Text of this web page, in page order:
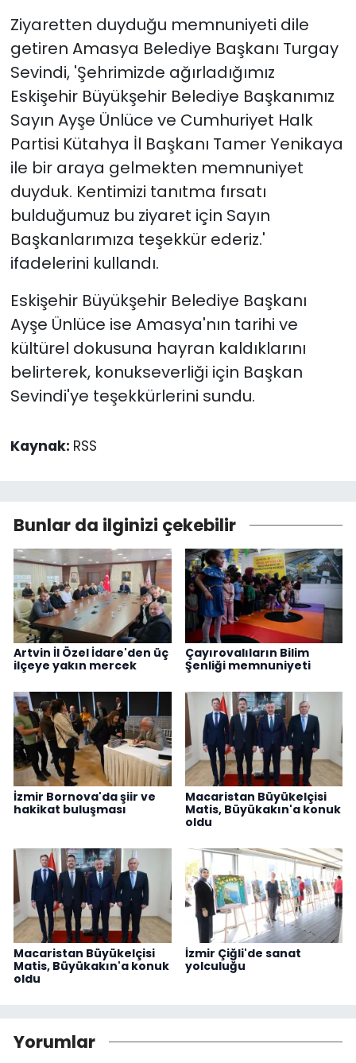
Ziyaretten duyduğu memnuniyeti dile
getiren Amasya Belediye Başkanı Turgay
Sevindi, 'Şehrimizde ağırladığımız
Eskişehir Büyükşehir Belediye Başkanımız
Sayın Ayşe Ünlüce ve Cumhuriyet Halk
Partisi Kütahya İl Başkanı Tamer Yenikaya
ile bir araya gelmekten memnuniyet
duyduk. Kentimizi tanıtma fırsatı
bulduğumuz bu ziyaret için Sayın
Başkanlarımıza teşekkür ederiz.'
ifadelerini kullandı.
Eskişehir Büyükşehir Belediye Başkanı
Ayşe Ünlüce ise Amasya'nın tarihi ve
kültürel dokusuna hayran kaldıklarını
belirterek, konukseverliği için Başkan
Sevindi'ye teşekkürlerini sundu.
Kaynak: RSS
Bunlar da ilginizi çekebilir
Artvin İl Özel İdare'den üç
ilçeye yakın mercek
Çayırovalıların Bilim
Şenliği memnuniyeti
İzmir Bornova'da şiir ve
hakikat buluşması
Macaristan Büyükelçisi
Matis, Büyükakın'a konuk
oldu
Macaristan Büyükelçisi
Matis, Büyükakın'a konuk
oldu
İzmir Çiğli'de sanat
yolculuğu
Yorumlar